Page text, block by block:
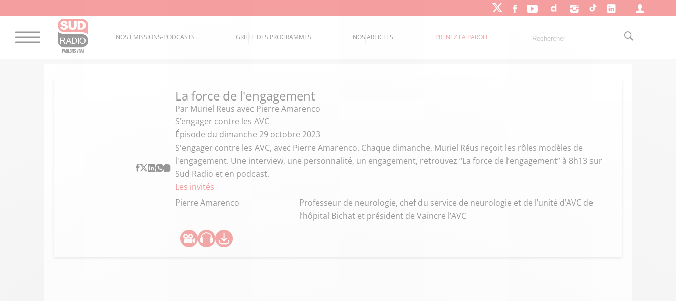
NOS ÉMISSIONS-PODCASTS GRILLE DES PROGRAMMES NOS ARTICLES PRENEZ LA PAROLE
La force de l'engagement
Par Muriel Reus avec Pierre Amarenco
S’engager contre les AVC
Épisode du dimanche 29 octobre 2023
S'engager contre les AVC, avec Pierre Amarenco. Chaque dimanche, Muriel Réus reçoit les rôles modèles de
l'engagement. Une interview, une personnalité, un engagement, retrouvez “La force de l’engagement” à 8h13 sur
Sud Radio et en podcast.
Les invités
Pierre Amarenco
Professeur de neurologie, chef du service de neurologie et de l’unité d’AVC de
l’hôpital Bichat et président de Vaincre l’AVC